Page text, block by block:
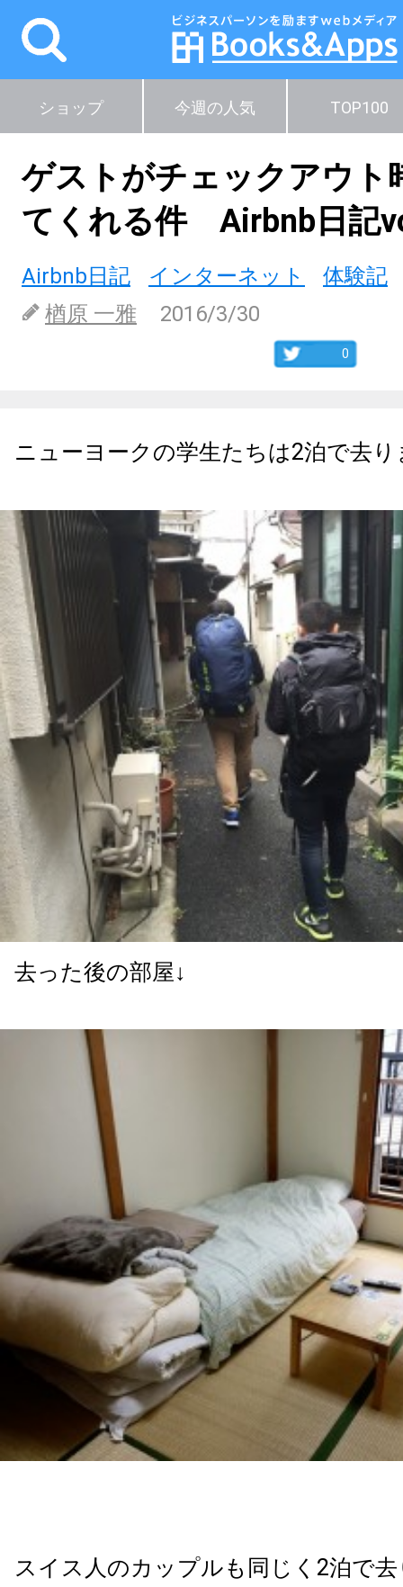
ショップ 今週の人気 TOP100
ゲストがチェックアウト
てくれる件 Airbnb日記
Airbnb日記 インターネット
体験記
楢原 一雅
2016/3/30
0
ニューヨークの学生たちは2泊で去
去った後の部屋↓
スイス人のカップルも同じく2泊で